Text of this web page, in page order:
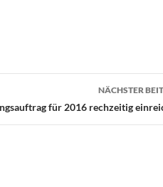
NÄCHSTER
für 2016 rechzeitig